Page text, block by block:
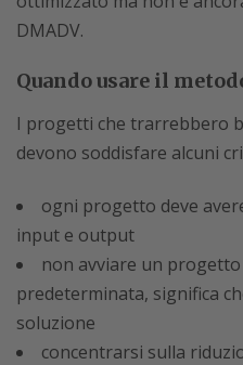
DMADV.
Quando usare il
I progetti che trarrebbero
devono soddisfare alcuni
ogni progetto deve
input e output
non avviare un
predeterminata, significa
soluzione
concentrarsi sulla